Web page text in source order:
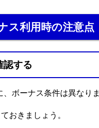
ス利用時の注意点
認する
ボーナス条件は異なりま
おきましょう。